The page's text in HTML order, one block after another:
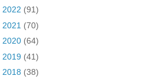
2022 (91)
2021 (70)
2020 (64)
2019 (41)
2018 (38)